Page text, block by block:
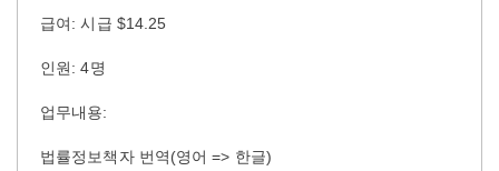
급여: 시급 $14.25
인원: 4명
업무내용:
법률정보책자 번역(영어 => 한글)